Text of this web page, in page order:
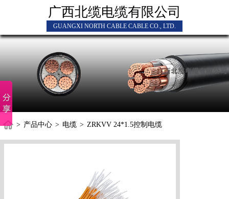
广西北缆电缆有限公司
GUANGXI NORTH CABLE CABLE CO., LTD.
> 产品中心 > 电缆 > ZRKVV 24*1.5控制电缆